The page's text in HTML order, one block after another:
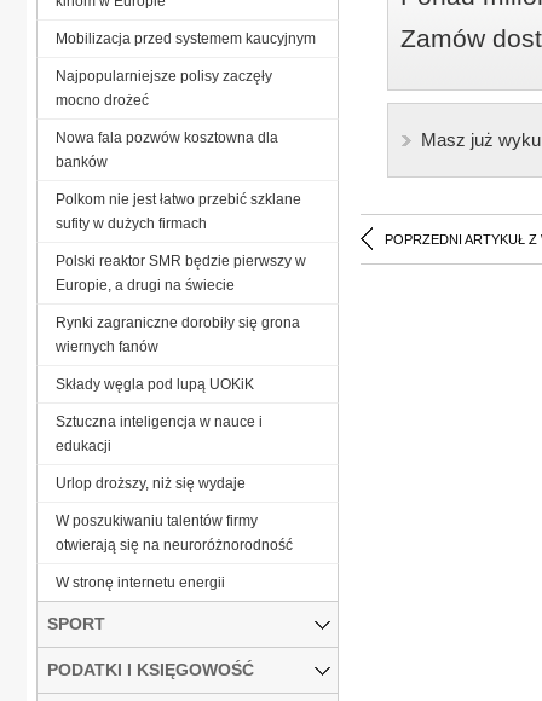
Zamów
Masz już
POPRZEDNI ARTYKUŁ Z
Mobilizacja przed systemem kaucyjnym
Najpopularniejsze polisy zaczęły
mocno drożeć
Nowa fala pozwów kosztowna dla
banków
Polkom nie jest łatwo przebić szklane
sufity w dużych firmach
Polski reaktor SMR będzie pierwszy w
Europie, a drugi na świecie
Rynki zagraniczne dorobiły się grona
wiernych fanów
Składy węgla pod lupą UOKiK
Sztuczna inteligencja w nauce i
edukacji
Urlop droższy, niż się wydaje
W poszukiwaniu talentów firmy
otwierają się na neuroróżnorodność
W stronę internetu energii
SPORT
PODATKI I KSIĘGOWOŚĆ